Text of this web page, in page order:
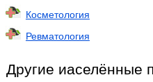
Косметология
Ревматология
Другие иаселённые